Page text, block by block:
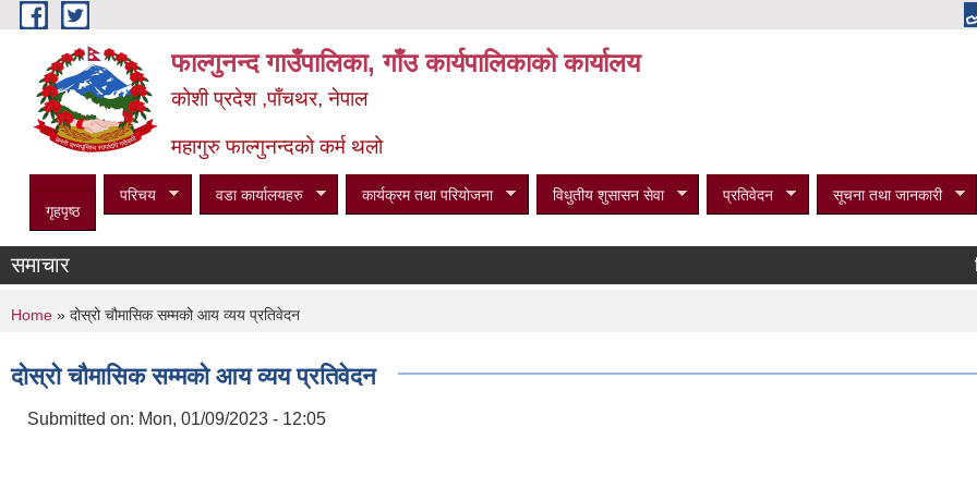
Skip to main content
फाल्गुनन्द गाउँपालिका, गाँउ कार्यपालिकाको कार्यालय
कोशी प्रदेश ,पाँचथर, नेपाल
महागुरु फाल्गुनन्दको कर्म थलो
गृहपृष्ठ
परिचय वडा कार्यालयहरु कार्यक्रम तथा परियोजना विधुतीय शुसासन सेवा प्रतिवेदन सूचना तथा जानकारी
समाचार
You are here
Home » दोस्रो चौमासिक सम्मको आय व्यय प्रतिवेदन
दोस्रो चौमासिक सम्मको आय व्यय प्रतिवेदन
Submitted on: Mon, 01/09/2023 - 12:05